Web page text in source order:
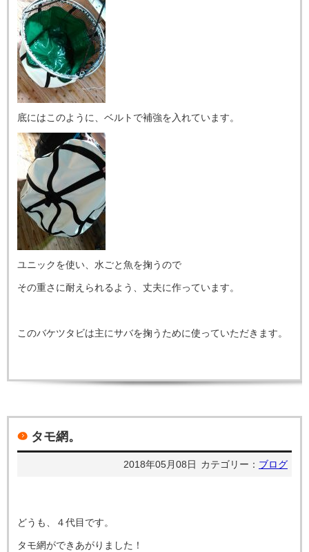
底にはこのように、ベルトで補強を入れています。
ユニックを使い、水ごと魚を掬うので
その重さに耐えられるよう、丈夫に作っています。
このバケツタビは主にサバを掬うために使っていただきます。
タモ網。
2018年05月08日 カテゴリー： ブログ
どうも、４代目です。
タモ網ができあがりました！